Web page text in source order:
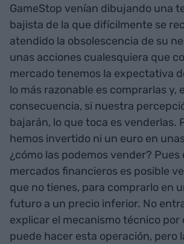
GameStop venían dibujando una
bajista de la que difícilmente se
atendido la obsolescencia de su
unas acciones cualesquiera que
mercado tenemos la expectativa
lo más razonable es comprarlas y,
consecuencia, si nuestra
bajarán, lo que toca es venderlas.
hemos invertido ni un euro en
¿cómo las podemos vender? Pues
mercados financieros es posible
que no tienes, para comprarlo en
futuro a un precio inferior. No
explicar el mecanismo técnico por
puede hacer esta operación, pero